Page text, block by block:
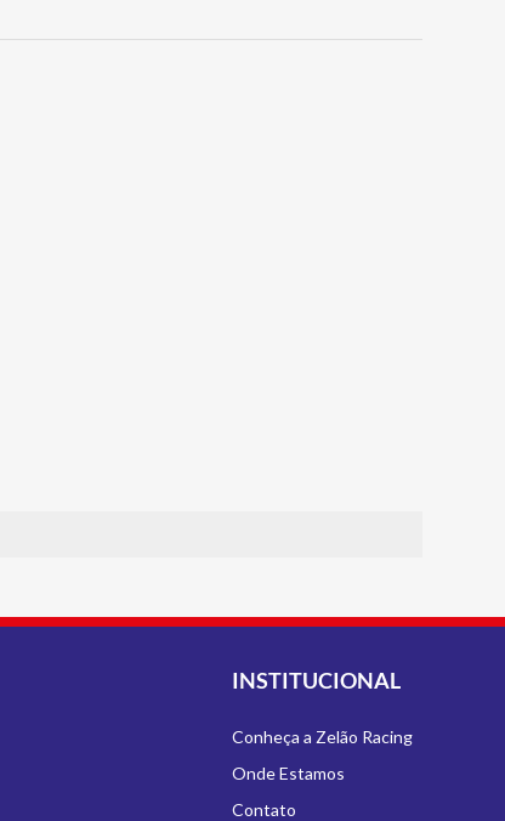
INSTITUCIONAL
Conheça a Zelão Racing
Onde Estamos
Contato